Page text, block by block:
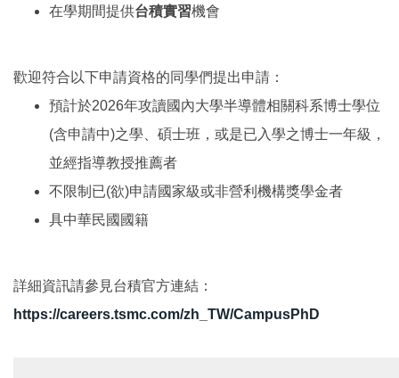
在學期間提供台積實習機會
歡迎符合以下申請資格的同學們提出申請：
預計於2026年攻讀國內大學半導體相關科系博士學位
(含申請中)之學、碩士班，或是已入學之博士一年級，
並經指導教授推薦者
不限制已(欲)申請國家級或非營利機構獎學金者
具中華民國國籍
詳細資訊請參見台積官方連結：
https://careers.tsmc.com/zh_TW/CampusPhD